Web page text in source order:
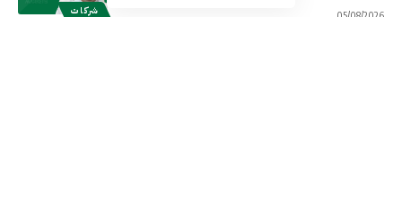
شركات 05/08/2026